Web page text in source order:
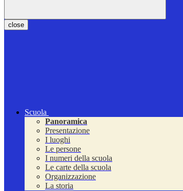
close
Scuola
Panoramica
Presentazione
I luoghi
Le persone
I numeri della scuola
Le carte della scuola
Organizzazione
La storia